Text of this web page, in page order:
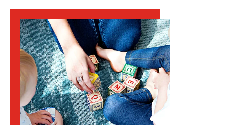
ElternkursStarke Eltern, Starke Kinder®– Thema Pubertät
Eltern-Kind-GruppeDie Bunte Runde
Elternabende
Sozialpädagogische Familienhilfe (SPFH)
Familientherapeutische Sozialpädagogische Familienhilfe
(FT SPFH)
Erziehungsbeistandschaft (EZB)
Persönliches Budget